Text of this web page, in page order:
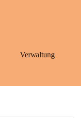
Verwaltung